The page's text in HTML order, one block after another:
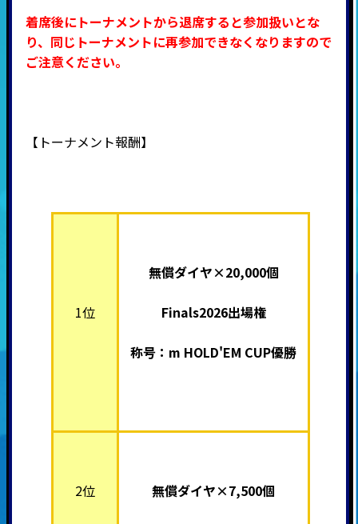
着席後にトーナメントから退席すると参加扱いとな
り、同じトーナメントに再参加できなくなりますので
ご注意ください。
【トーナメント報酬】
1位
無償ダイヤ×20,000個
Finals2026出場権
称号：m HOLD'EM CUP優勝
2位 無償ダイヤ×7,500個